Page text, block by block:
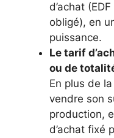
d’achat
obligé), en
puissance.​
Le tarif
ou de
En plus de
vendre son
production,
d’achat fixé